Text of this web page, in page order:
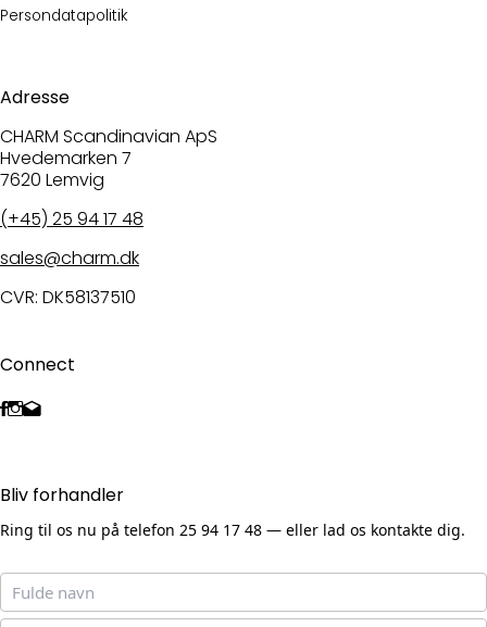
Persondatapolitik
Adresse
CHARM Scandinavian ApS
Hvedemarken 7
7620 Lemvig
(+45) 25 94 17 48
sales@charm.dk
CVR: DK58137510
Connect
Bliv forhandler
Ring til os nu på telefon 25 94 17 48 — eller lad os kontakte dig.